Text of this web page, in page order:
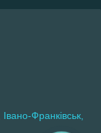
Франківськ,